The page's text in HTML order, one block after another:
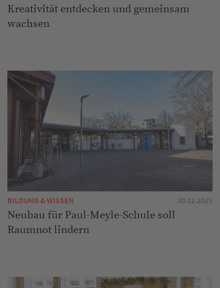
Kreativität entdecken und gemeinsam
wachsen
BILDUNG & WISSEN 30.12.2025
Neubau für Paul-Meyle-Schule soll
Raumnot lindern